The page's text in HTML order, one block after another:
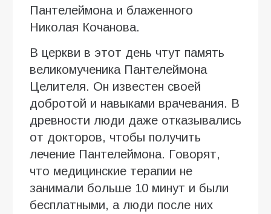
Пантелеймона и блаженного
Николая Кочанова.
В церкви в этот день чтут память
великомученика Пантелеймона
Целителя. Он известен своей
добротой и навыками врачевания. В
древности люди даже отказывались
от докторов, чтобы получить
лечение Пантелеймона. Говорят,
что медицинские терапии не
занимали больше 10 минут и были
бесплатными, а люди после них